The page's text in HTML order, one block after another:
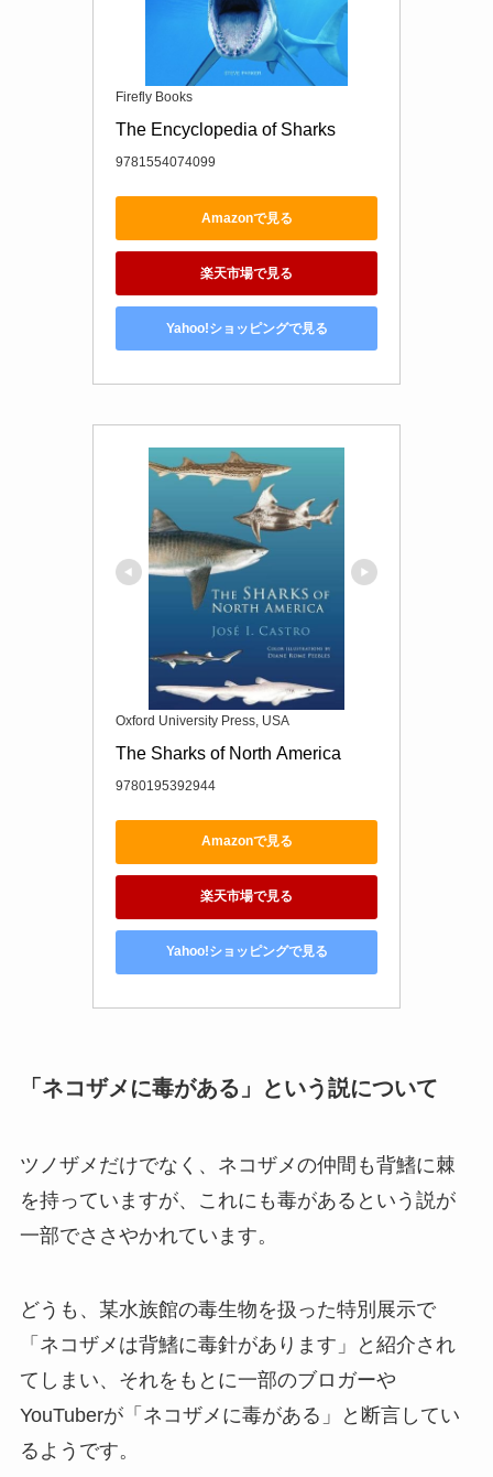
Firefly Books
The Encyclopedia of Sharks
9781554074099
Amazonで見る
楽天市場で見る
Yahoo!ショッピングで見る
Oxford University Press, USA
The Sharks of North America
9780195392944
Amazonで見る
楽天市場で見る
Yahoo!ショッピングで見る
「ネコザメに毒がある」という説について
ツノザメだけでなく、ネコザメの仲間も背鰭に棘
を持っていますが、これにも毒があるという説が
一部でささやかれています。
どうも、某水族館の毒生物を扱った特別展示で
「ネコザメは背鰭に毒針があります」と紹介され
てしまい、それをもとに一部のブロガーや
YouTuberが「ネコザメに毒がある」と断言してい
るようです。